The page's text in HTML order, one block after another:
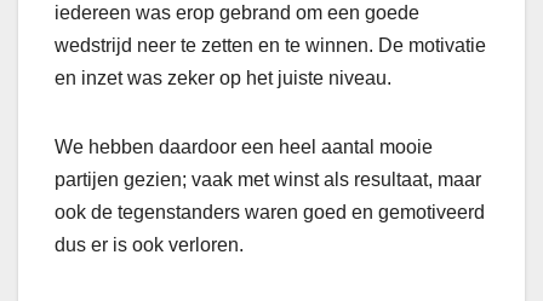
iedereen was erop gebrand om een goede
wedstrijd neer te zetten en te winnen. De motivatie
en inzet was zeker op het juiste niveau.
We hebben daardoor een heel aantal mooie
partijen gezien; vaak met winst als resultaat, maar
ook de tegenstanders waren goed en gemotiveerd
dus er is ook verloren.